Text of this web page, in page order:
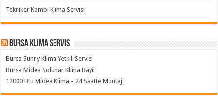
Tekniker Kombi Klima Servisi
Bursa klima servis
Bursa Sunny Klima Yetkili Servisi
Bursa Midea Solunar Klima Bayii
12000 Btu Midea Klima – 24 Saatte Montaj